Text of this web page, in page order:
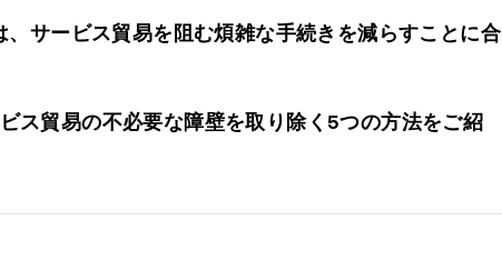
、サービス貿易を阻む煩雑な手続きを減らすことに合
ス貿易の不必要な障壁を取り除く5つの方法をご紹